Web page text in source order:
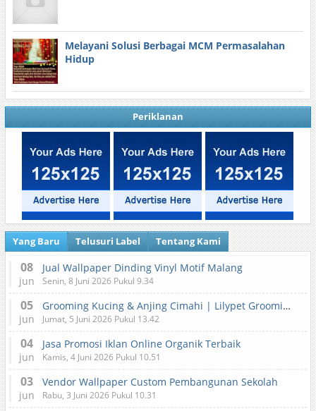
Melayani Solusi Berbagai MCM Permasalahan
Hidup
Periklanan
Yang Baru Telusuri Label Tentang Kami
08
jun
Jual Wallpaper Dinding Vinyl Motif Malang
Senin, 8 Juni 2026 Pukul 9.34
05
jun
Grooming Kucing & Anjing Cimahi | Lilypet Grooming & Pet Hotel
Jumat, 5 Juni 2026 Pukul 13.42
04
jun
Jasa Promosi Iklan Online Organik Terbaik
Kamis, 4 Juni 2026 Pukul 10.51
03
jun
Vendor Wallpaper Custom Pembangunan Sekolah
Rabu, 3 Juni 2026 Pukul 10.31